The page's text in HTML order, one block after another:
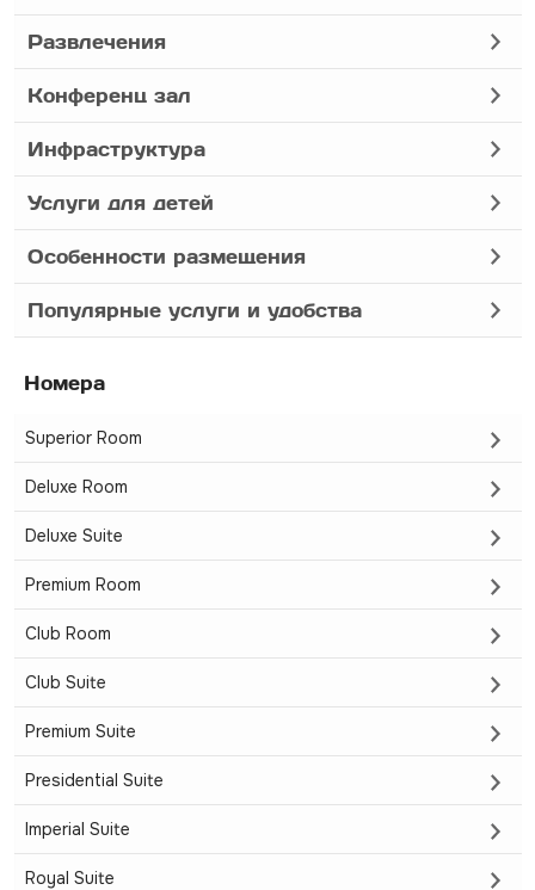
Развлечения
Конференц зал
Инфраструктура
Услуги для детей
Особенности размещения
Популярные услуги и удобства
Номера
Superior Room
Deluxe Room
Deluxe Suite
Premium Room
Club Room
Club Suite
Premium Suite
Presidential Suite
Imperial Suite
Royal Suite